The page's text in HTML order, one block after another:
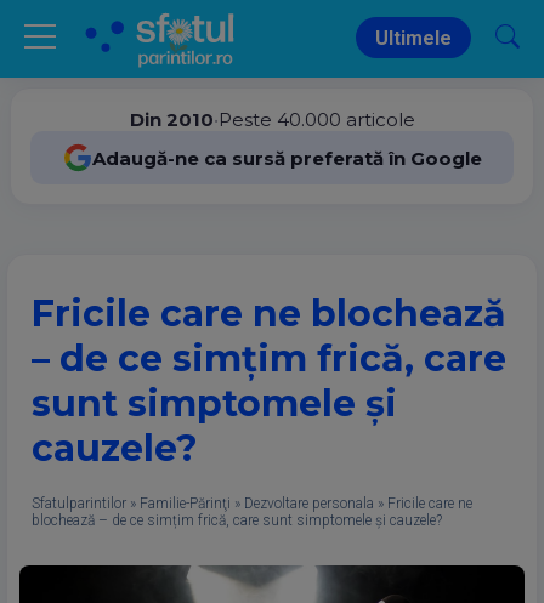
Ultimele
Din 2010•Peste 40.000 articole
Adaugă-ne ca sursă preferată în Google
Fricile care ne blochează
– de ce simțim frică, care
sunt simptomele și
cauzele?
Sfatulparintilor » Familie-Părinţi » Dezvoltare personala » Fricile care ne
blochează – de ce simțim frică, care sunt simptomele și cauzele?